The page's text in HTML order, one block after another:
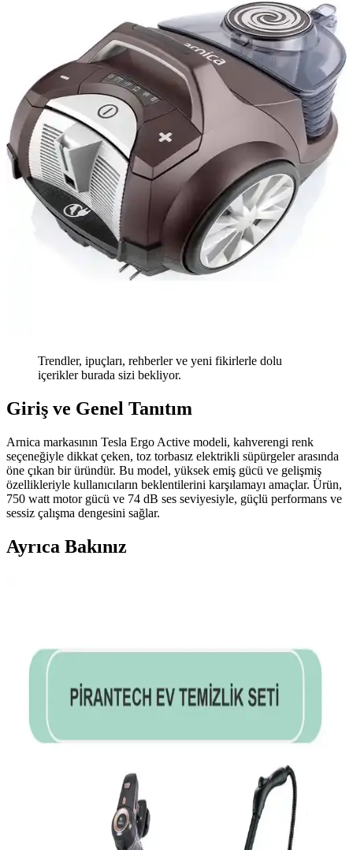
Trendler, ipuçları, rehberler ve yeni fikirlerle dolu
içerikler burada sizi bekliyor.
Giriş ve Genel Tanıtım
Arnica markasının Tesla Ergo Active modeli, kahverengi renk
seçeneğiyle dikkat çeken, toz torbasız elektrikli süpürgeler arasında
öne çıkan bir üründür. Bu model, yüksek emiş gücü ve gelişmiş
özellikleriyle kullanıcıların beklentilerini karşılamayı amaçlar. Ürün,
750 watt motor gücü ve 74 dB ses seviyesiyle, güçlü performans ve
sessiz çalışma dengesini sağlar.
Ayrıca Bakınız
aksesuarlarıyla etkili temizlik sağlar, kullanıcı dostu tasarımıyla öne
çıkar.
Tefal TW7941 Silence Force Cyclonic Effitech:
Güçlü ve Sessiz Elektrikli Süpürge Özellikleri
çalışma ve HEPA filtre ile yüksek performanslı, enerji tasarruflu,
kullanışlı ve dayanıklı bir elektrikli süpürgedir.
Arnica ET14341 Tesla Premium Ergo Elektrikli
Süpürge İncelemesi ve Kullanıcı Yorumları